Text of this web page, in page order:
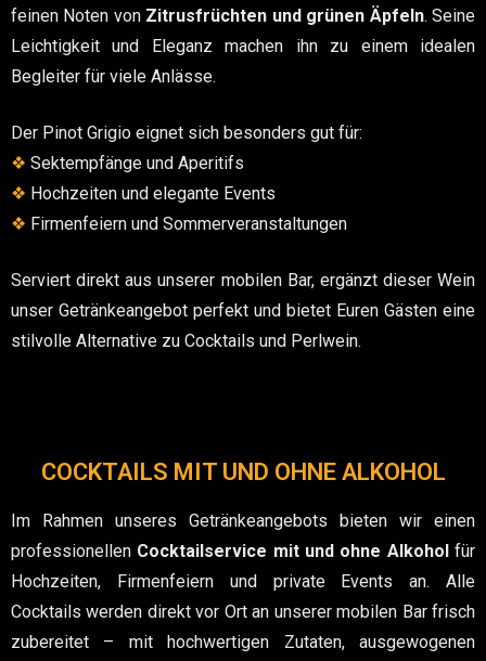
feinen Noten von Zitrusfrüchten und grünen Äpfeln. Seine
Leichtigkeit und Eleganz machen ihn zu einem idealen
Begleiter für viele Anlässe.
Der Pinot Grigio eignet sich besonders gut für:
❖ Sektempfänge und Aperitifs
❖ Hochzeiten und elegante Events
❖ Firmenfeiern und Sommerveranstaltungen
Serviert direkt aus unserer mobilen Bar, ergänzt dieser Wein
unser Getränkeangebot perfekt und bietet Euren Gästen eine
stilvolle Alternative zu Cocktails und Perlwein.
COCKTAILS MIT UND OHNE ALKOHOL
Im Rahmen unseres Getränkeangebots bieten wir einen
professionellen Cocktailservice mit und ohne Alkohol für
Hochzeiten, Firmenfeiern und private Events an. Alle
Cocktails werden direkt vor Ort an unserer mobilen Bar frisch
zubereitet – mit hochwertigen Zutaten, ausgewogenen